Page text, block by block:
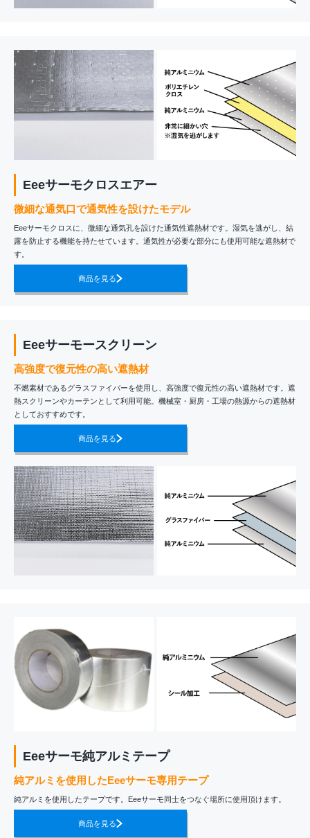
Eeeサーモクロスエアー
微細な通気口で通気性を設けたモデル
Eeeサーモクロスに、微細な通気孔を設けた通気性遮熱材です。湿気を逃がし、結
露を防止する機能を持たせています。通気性が必要な部分にも使用可能な遮熱材で
す。
商品を見る
Eeeサーモースクリーン
高強度で復元性の高い遮熱材
不燃素材であるグラスファイバーを使用し、高強度で復元性の高い遮熱材です。遮
熱スクリーンやカーテンとして利用可能。機械室・厨房・工場の熱源からの遮熱材
としておすすめです。
商品を見る
Eeeサーモ純アルミテープ
純アルミを使用したEeeサーモ専用テープ
純アルミを使用したテープです。Eeeサーモ同士をつなぐ場所に使用頂けます。
商品を見る